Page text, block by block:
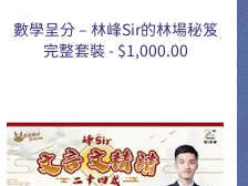
數學呈分 – 林峰Sir的林場秘笈
完整套裝 - $1,000.00